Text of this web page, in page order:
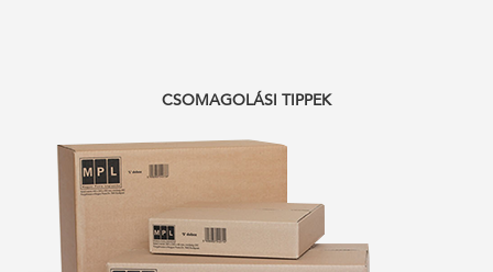
CSOMAGOLÁSI TIPPEK